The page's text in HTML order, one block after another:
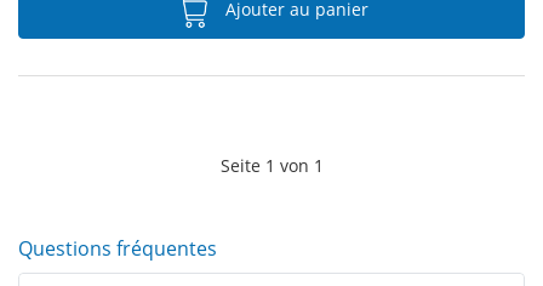
Ajouter au panier
Seite 1 von 1
Questions fréquentes